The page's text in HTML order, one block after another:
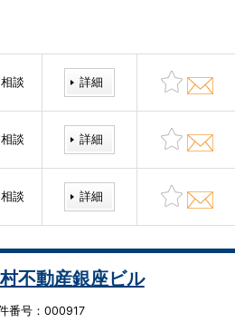
相談 詳細
相談 詳細
相談 詳細
不動産銀座ビル
番号：000917